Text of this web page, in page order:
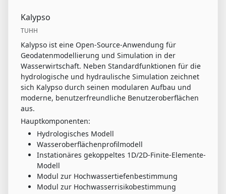
Kalypso
TUHH
Kalypso ist eine Open-Source-Anwendung für
Geodatenmodellierung und Simulation in der
Wasserwirtschaft. Neben Standardfunktionen für die
hydrologische und hydraulische Simulation zeichnet
sich Kalypso durch seinen modularen Aufbau und
moderne, benutzerfreundliche Benutzeroberflächen
aus.
Hauptkomponenten:
Hydrologisches Modell
Wasseroberflächenprofilmodell
Instationäres gekoppeltes 1D/2D-Finite-Elemente-
Modell
Modul zur Hochwassertiefenbestimmung
Modul zur Hochwasserrisikobestimmung